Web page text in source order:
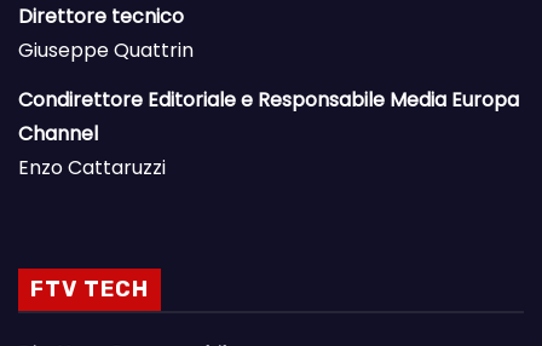
Direttore tecnico
Giuseppe Quattrin
Condirettore Editoriale e Responsabile Media Europa
Channel
Enzo Cattaruzzi
FTV TECH